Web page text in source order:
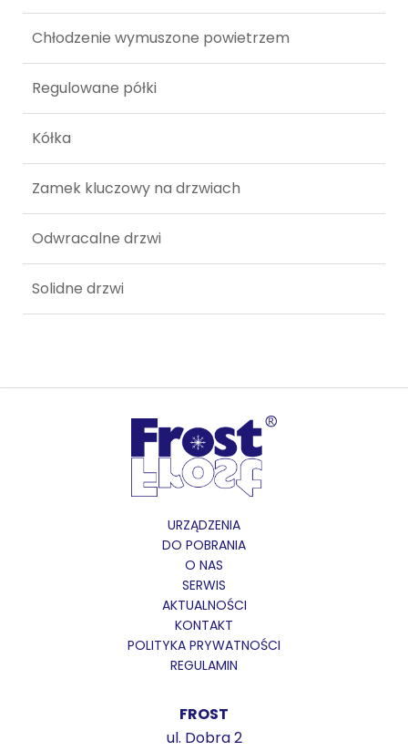
Chłodzenie wymuszone powietrzem
Regulowane półki
Kółka
Zamek kluczowy na drzwiach
Odwracalne drzwi
Solidne drzwi
URZĄDZENIA
DO POBRANIA
O NAS
SERWIS
AKTUALNOŚCI
KONTAKT
POLITYKA PRYWATNOŚCI
REGULAMIN
FROST
ul. Dobra 2